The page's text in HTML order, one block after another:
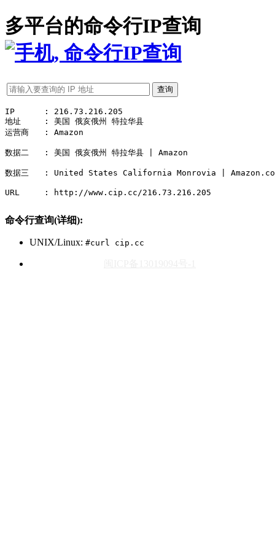
多平台的命令行IP查询
IP	: 216.73.216.205
地址	: 美国 俄亥俄州 特拉华县
运营商	: Amazon
数据二	: 美国 俄亥俄州 特拉华县 | Amazon
数据三	: United States California Monrovia | Amazon.com, Inc.
URL	: http://www.cip.cc/216.73.216.205
命令行查询(详细):
UNIX/Linux: #curl cip.cc